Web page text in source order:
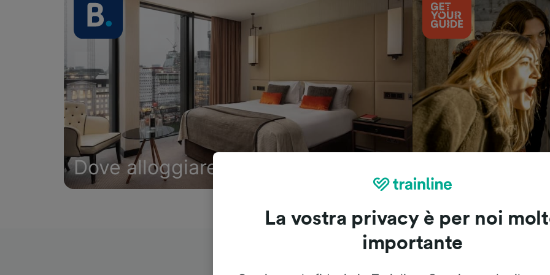
Dove alloggiare
Le recensioni dei nostri viaggiatori
La vostra privacy è per noi
importante